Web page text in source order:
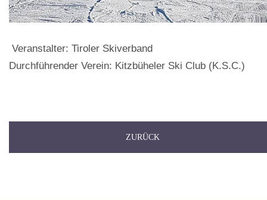
Veranstalter: Tiroler Skiverband
Durchführender Verein: Kitzbüheler Ski Club (K.S.C.)
ZURÜCK